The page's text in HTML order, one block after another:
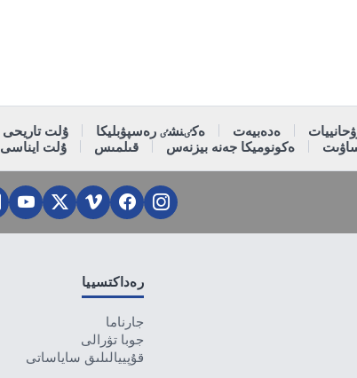
ەدەبيەت ەكٸنشٸ رەسپۋبليكا ۇلت تاريحى
ەكونوميكا جەنە بيزنەس قىلمىس ۇلت ايناسى
رەداكتسييا
جارناما
جوبا تۋرالى
قۇپييالىلىق ساياساتى